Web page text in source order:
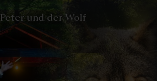
Peter und der Wolf-